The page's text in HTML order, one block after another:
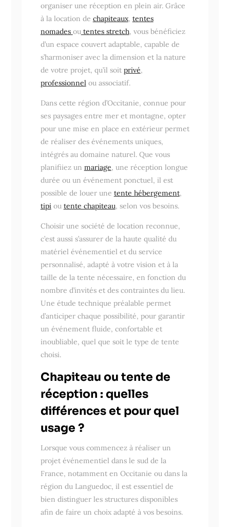
organiser une réception en plein air. Grâce
à la location de chapiteaux, tentes
nomades outentes stretch, vous bénéficiez
d’un espace couvert adaptable, capable de
s’harmoniser avec la dimension et la nature
de votre projet, qu’il soit privé,
professionnelou associatif.
Dans cette région d’Occitanie, connue pour
ses paysages entre mer et montagne, opter
pour une mise en place en extérieur permet
de réaliser des événements uniques,
intégrés au domaine naturel. Que vous
planifiiez un mariage, une réception longue
durée ou un événement ponctuel, il est
possible de louer une tente hébergement,
tipiou tente chapiteau, selon vos besoins.
Choisir une société de location reconnue,
c’est aussi s’assurer de la haute qualité du
matériel événementiel et du service
personnalisé, adapté à votre vision et à la
taille de la tente nécessaire, en fonction du
nombre d’invités et des contraintes du lieu.
Une étude technique préalable permet
d’anticiper chaque possibilité, pour garantir
un événement fluide, confortable et
inoubliable, quel que soit le type de tente
choisi.
Chapiteau ou tente de
réception : quelles
différences et pour quel
usage ?
Lorsque vous commencez à réaliser un
projet événementiel dans le sud de la
France, notamment en Occitanie ou dans la
région du Languedoc, il est essentiel de
bien distinguer les structures disponibles
afin de faire un choix adapté à vos besoins.